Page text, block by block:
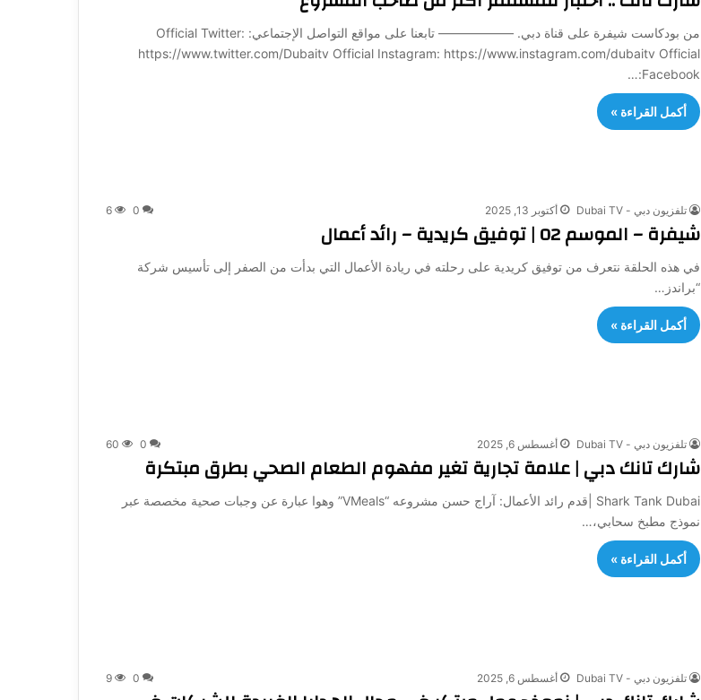
من بودكاست شيفرة على قناة دبي. —————— تابعنا على مواقع التواصل الإجتماعي: Official Twitter:
https://www.twitter.com/Dubaitv Official Instagram: https://www.instagram.com/dubaitv Official
Facebook:…
أكمل القراءة »
تلفزيون دبي - Dubai TV أكتوبر 13, 2025 0
6
شيفرة – الموسم 02 | توفيق كريدية – رائد أعمال
في هذه الحلقة نتعرف من توفيق كريدية على رحلته في ريادة الأعمال التي بدأت من الصفر إلى تأسيس شركة
“براندز…
أكمل القراءة »
تلفزيون دبي - Dubai TV أغسطس 6, 2025 0
60
شارك تانك دبي | علامة تجارية تغير مفهوم الطعام الصحي بطرق مبتكرة
Shark Tank Dubai |قدم رائد الأعمال: آراج حسن مشروعه “VMeals” وهوا عبارة عن وجبات صحية مخصصة عبر
نموذج مطبخ سحابي،…
أكمل القراءة »
تلفزيون دبي - Dubai TV أغسطس 6, 2025 0
9